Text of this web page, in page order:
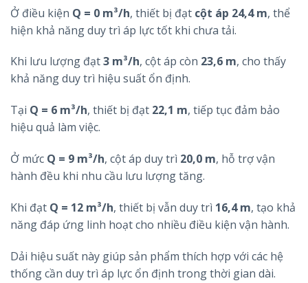
Ở điều kiện Q = 0 m³/h, thiết bị đạt cột áp 24,4 m, thể
hiện khả năng duy trì áp lực tốt khi chưa tải.
Khi lưu lượng đạt3 m³/h, cột áp còn 23,6 m, cho thấy
khả năng duy trì hiệu suất ổn định.
Tại Q = 6 m³/h, thiết bị đạt 22,1 m, tiếp tục đảm bảo
hiệu quả làm việc.
Ở mức Q = 9 m³/h, cột áp duy trì 20,0 m, hỗ trợ vận
hành đều khi nhu cầu lưu lượng tăng.
Khi đạt Q = 12 m³/h, thiết bị vẫn duy trì 16,4 m, tạo khả
năng đáp ứng linh hoạt cho nhiều điều kiện vận hành.
Dải hiệu suất này giúp sản phẩm thích hợp với các hệ
thống cần duy trì áp lực ổn định trong thời gian dài.